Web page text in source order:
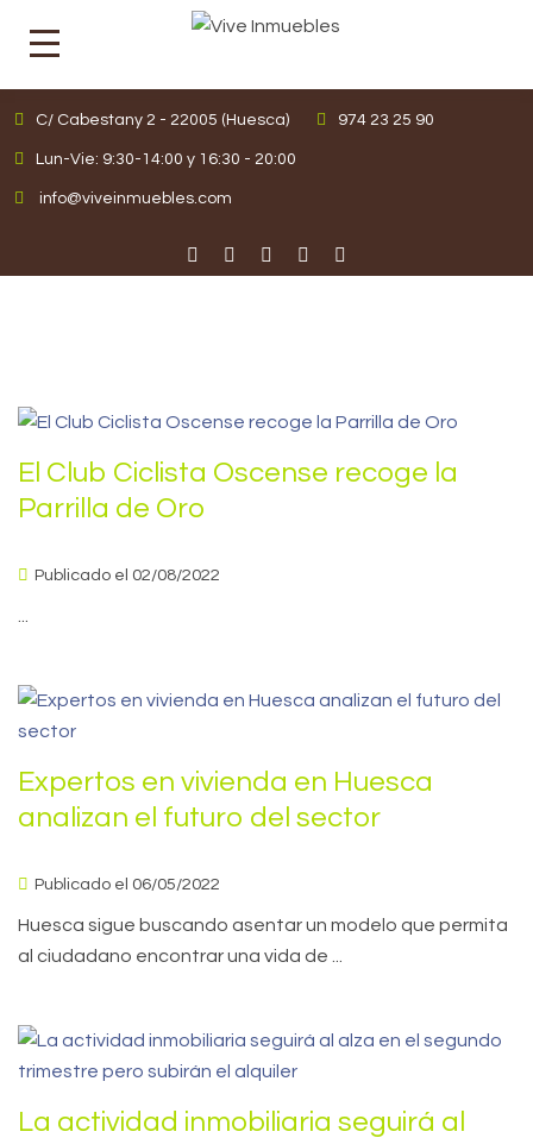
C/ Cabestany 2 - 22005 (Huesca) 974 23 25 90
Lun-Vie: 9:30-14:00 y 16:30 - 20:00
info@viveinmuebles.com
El Club Ciclista Oscense recoge la
Parrilla de Oro
Publicado el 02/08/2022
Expertos en vivienda en Huesca
analizan el futuro del sector
Publicado el 06/05/2022
Huesca sigue buscando asentar un modelo que permita
al ciudadano encontrar una vida de ...
La actividad inmobiliaria seguirá al